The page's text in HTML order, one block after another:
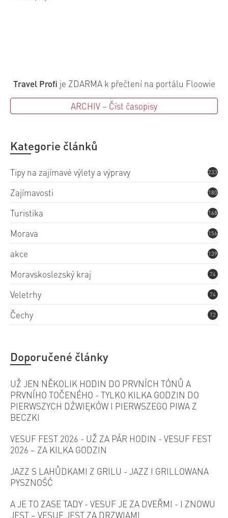
Travel Profi je ZDARMA k přečtení na portálu Floowie
ARCHIV – Číst časopisy
Kategorie článků
Tipy na zajímavé výlety a výpravy 233
Zajímavosti 180
Turistika 168
Morava 156
akce 139
Moravskoslezský kraj 74
Veletrhy 74
Čechy 72
Doporučené články
UŽ JEN NĚKOLIK HODIN DO PRVNÍCH TÓNŮ A
PRVNÍHO TOČENÉHO - TYLKO KILKA GODZIN DO
PIERWSZYCH DŹWIĘKÓW I PIERWSZEGO PIWA Z
BECZKI
VESUF FEST 2026 - UŽ ZA PÁR HODIN - VESUF FEST
2026 – ZA KILKA GODZIN
JAZZ S LAHŮDKAMI Z GRILU - JAZZ I GRILLOWANA
PYSZNOŚĆ
A JE TO ZASE TADY - VESUF JE ZA DVEŘMI - I ZNOWU
JEST – VESUF JEST ZA DRZWIAMI